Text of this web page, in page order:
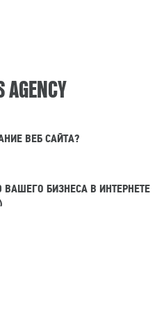
AGENCY
ВЕБ САЙТА?
БИЗНЕСА В ИНТЕРНЕТЕ